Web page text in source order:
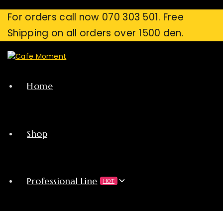
For orders call now 070 303 501. Free
Shipping on all orders over 1500 den.
Home
Shop
Professional Line HOT